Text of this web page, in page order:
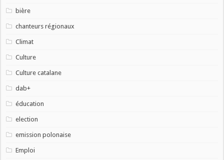
bière
chanteurs régionaux
Climat
Culture
Culture catalane
dab+
éducation
election
emission polonaise
Emploi